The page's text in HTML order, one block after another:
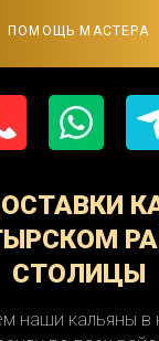
ПОМОЩЬ МАСТЕРА
СТОЛИЦЫ
наши кальяны в